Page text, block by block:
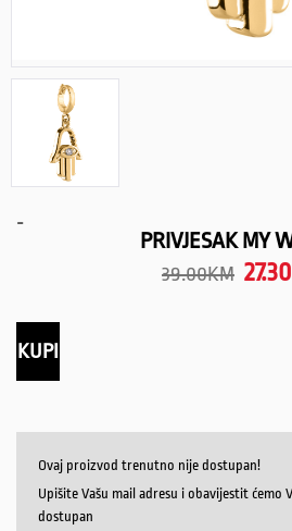
-
PRIVJESAK MY
39.00KM 27.30
KUPI
Ovaj proizvod trenutno nije dostupan!
Upišite Vašu mail adresu i obavijestit ćemo
dostupan